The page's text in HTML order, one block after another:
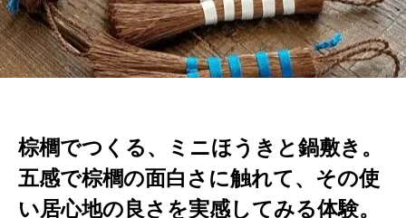
棕櫚でつくる、ミニほうきと鍋敷き。
五感で棕櫚の面白さに触れて、その使
い居心地の良さを実感してみる体験。